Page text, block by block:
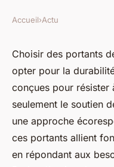
Portants de
robustes :
pratique
Ali•13 avril 2025•5 min
Accueil›Actu
Choisir des portants
opter pour la
conçues pour résister
seulement le soutien
une approche
ces portants allient
en répondant aux